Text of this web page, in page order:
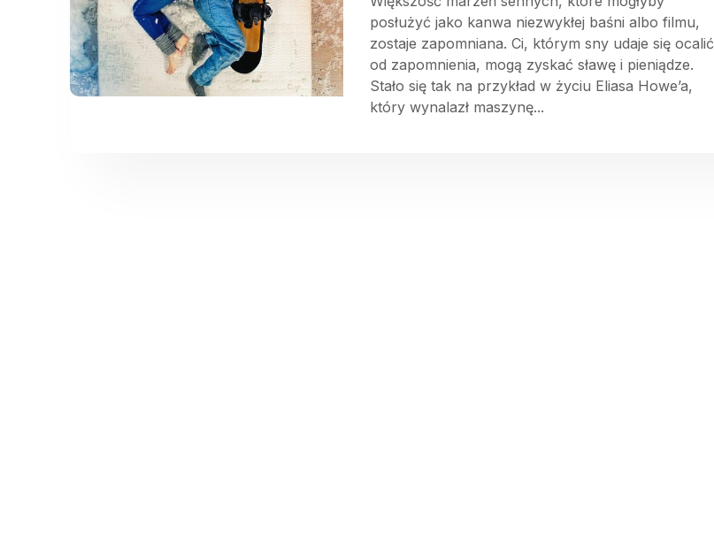
posłużyć jako kanwa niezwykłej baśni albo filmu,
zostaje zapomniana. Ci, którym sny udaje się ocalić
od zapomnienia, mogą zyskać sławę i pieniądze.
Stało się tak na przykład w życiu Eliasa Howe’a,
który wynalazł maszynę...